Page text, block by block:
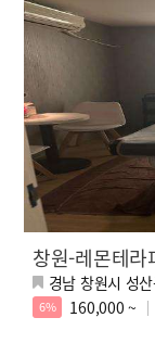
창원-레몬테라
경남 창원시 성
6% 160,000 ~